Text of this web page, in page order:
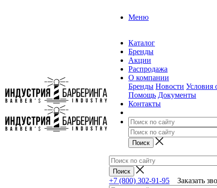
Меню
Каталог
Бренды
Акции
Распродажа
О компании
Бренды Новости Условия
Помощь Документы
Контакты
+7 (800) 302-91-95 Заказать